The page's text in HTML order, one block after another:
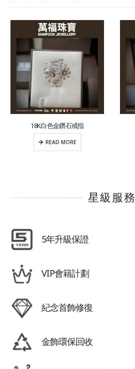
18K白色金鑽石戒指
READ MORE
星級服務
5年升級保證
VIP會籍計劃
紀念首飾修復
金飾環保回收